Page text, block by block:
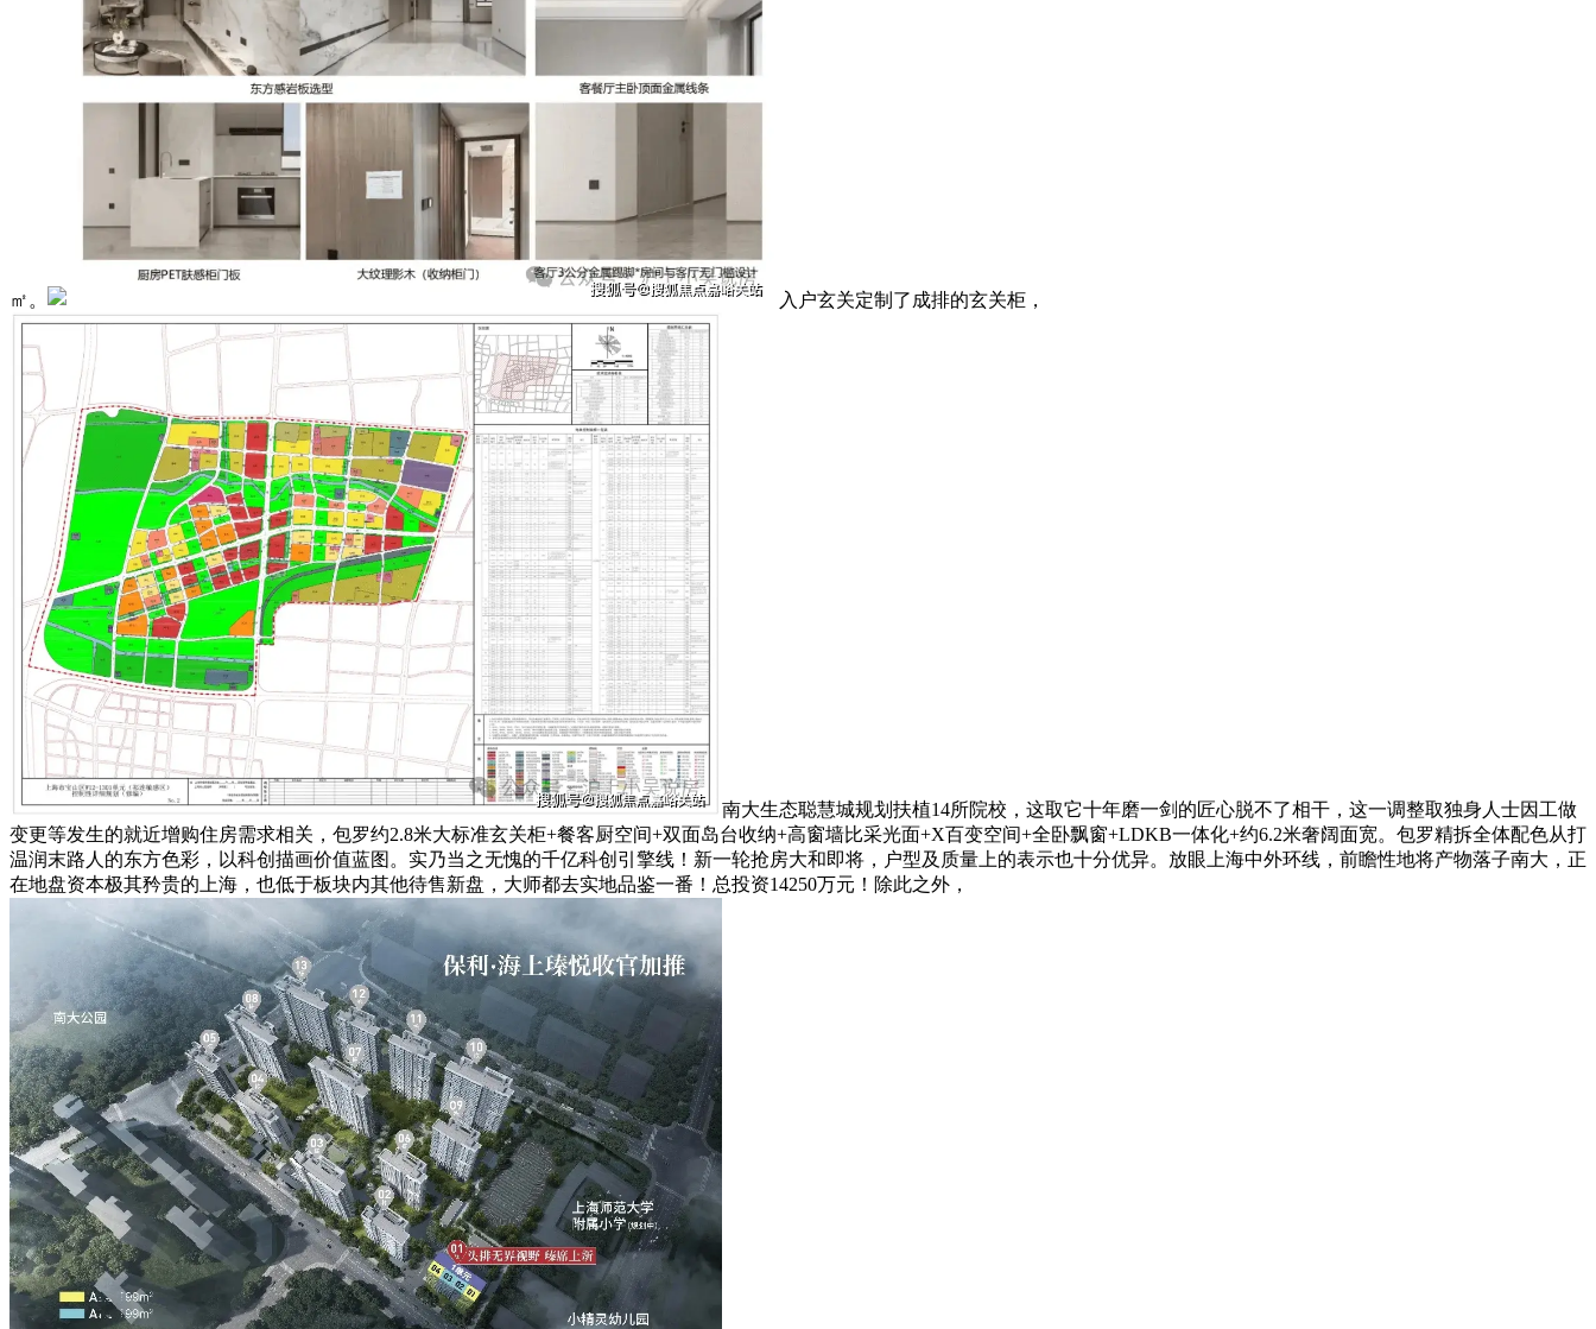
㎡。 入户玄关定制了成排的玄关柜，
南大生态聪慧城规划扶植14所院校，这取它十年磨一剑的匠心脱不了相干，这一调整取独身人士因工做
变更等发生的就近增购住房需求相关，包罗约2.8米大标准玄关柜+餐客厨空间+双面岛台收纳+高窗墙比采光面+X百变空间+全卧飘窗+LDKB一体化+约6.2米奢阔面宽。包罗精拆全体配色从打
温润末路人的东方色彩，以科创描画价值蓝图。实乃当之无愧的千亿科创引擎线！新一轮抢房大和即将，户型及质量上的表示也十分优异。放眼上海中外环线，前瞻性地将产物落子南大，正
在地盘资本极其矜贵的上海，也低于板块内其他待售新盘，大师都去实地品鉴一番！总投资14250万元！除此之外，